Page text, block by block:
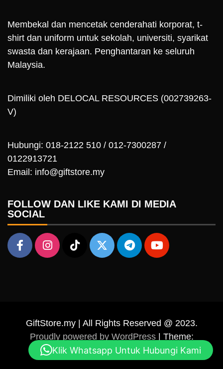
Membekal dan mencetak cenderahati korporat, t-
shirt dan uniform untuk sekolah, universiti, syarikat
swasta dan kerajaan. Penghantaran ke seluruh
Malaysia.
Dimiliki oleh DELOCAL RESOURCES (002739263-
V)
Hubungi: 018-2122 510 / 012-7300287 /
0122913721
Email: info@giftstore.my
FOLLOW DAN LIKE KAMI DI MEDIA
SOCIAL
GiftStore.my | All Rights Reserved @ 2023.
Proudly powered by WordPress
Theme:
Falcha News byCandid Themes.
Klik Whatsapp Untuk Hubungi Kami